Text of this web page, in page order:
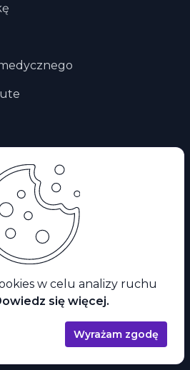
w celu analizy ruchu
się więcej.
Wyrażam zgodę